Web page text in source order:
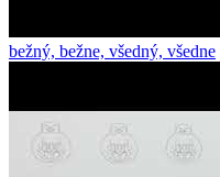
bežný, bežne, všedný, všedne